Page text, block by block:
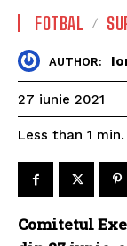
FOTBAL
AUTHOR:
27 iunie 2021
Less than 1 min.
Comitetul